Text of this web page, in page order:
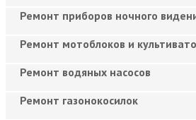
Ремонт приборов ночного
Ремонт мотоблоков и
Ремонт водяных насосов
Ремонт газонокосилок